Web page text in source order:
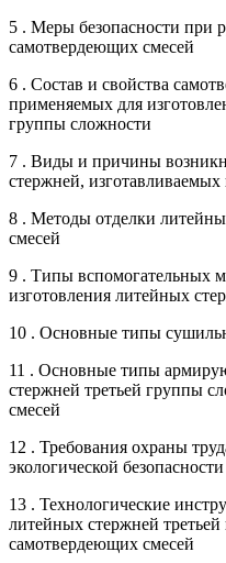
5 . Меры безопасности при
самотвердеющих смесей
6 . Состав и свойства
применяемых для
группы сложности
7 . Виды и причины
стержней,
8 . Методы отделки
смесей
9 . Типы вспомогательных
изготовления литейных
10 . Основные типы
11 . Основные типы
стержней третьей группы
смесей
12 . Требования охраны
экологической безопасности
13 . Технологические
литейных стержней
самотвердеющих смесей